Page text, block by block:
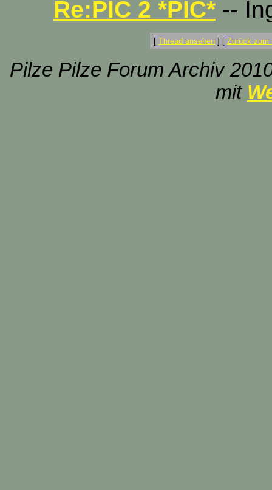
Re:PIC 2 *PIC* --
[ Thread ansehen ] [ Zurück zum
Pilze Pilze Forum Archiv
mit